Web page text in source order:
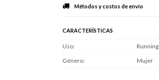
Métodos y costos de envío
CARACTERÍSTICAS
Uso
Running
Género
Mujer